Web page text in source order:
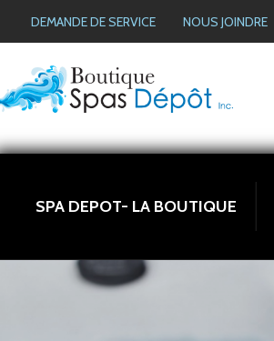
DEMANDE DE SERVICE NOUS JOINDRE
SPA DEPOT- LA BOUTIQUE